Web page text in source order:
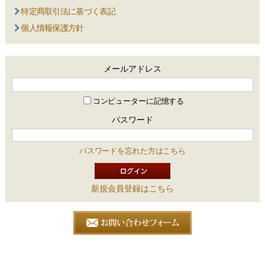
特定商取引法に基づく表記
個人情報保護方針
メールアドレス
コンピューターに記憶する
パスワード
パスワードを忘れた方はこちら
新規会員登録はこちら